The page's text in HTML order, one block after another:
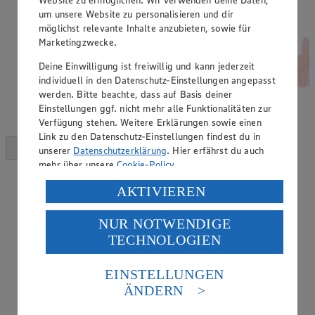
um unsere Website zu personalisieren und dir
möglichst relevante Inhalte anzubieten, sowie für
Marketingzwecke.
Deine Einwilligung ist freiwillig und kann jederzeit
individuell in den Datenschutz-Einstellungen angepasst
werden. Bitte beachte, dass auf Basis deiner
Einstellungen ggf. nicht mehr alle Funktionalitäten zur
Verfügung stehen. Weitere Erklärungen sowie einen
Link zu den Datenschutz-Einstellungen findest du in
unserer Datenschutzerklärung. Hier erfährst du auch
mehr über unsereCookie-Policy.
Verarbeitung deiner personenbezogenen Daten in den
USA durch Facebook und YouTube:
Wenn du auf „Aktivieren“ klickst, willigst du im Sinne
des Art. 49 Abs. 1 Satz 1 lit. a) DSGVO ein, dass deine
Daten in den USA verarbeitet werden. Der EuGH sieht
die USA als Land mit einem nach europäischen
Standards nicht angemessenen Datenschutzniveau an.
Es besteht das Risiko eines Zugriffs durch US-
AKTIVIEREN
NUR NOTWENDIGE
TECHNOLOGIEN
EINSTELLUNGEN
ÄNDERN